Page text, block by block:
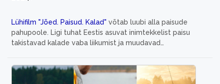
Lühifilm "Jõed. Paisud. Kalad" võtab luubi alla paisude
pahupoole. Ligi tuhat Eestis asuvat inimtekkelist paisu
takistavad kalade vaba liikumist ja muudavad
heaolu eest seisjad räägivad filmis paisude mõjust